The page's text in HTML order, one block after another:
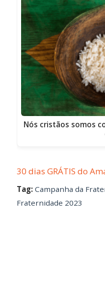
Nós cristãos somos
30 dias GRÁTIS do
Tag: Campanha da
Fraternidade 2023